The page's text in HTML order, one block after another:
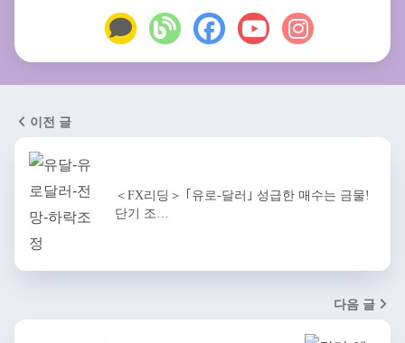
이전 글
＜FX리딩＞ ｢유로-달러｣ 성급한 매수는 금물!
단기 조…
다음 글